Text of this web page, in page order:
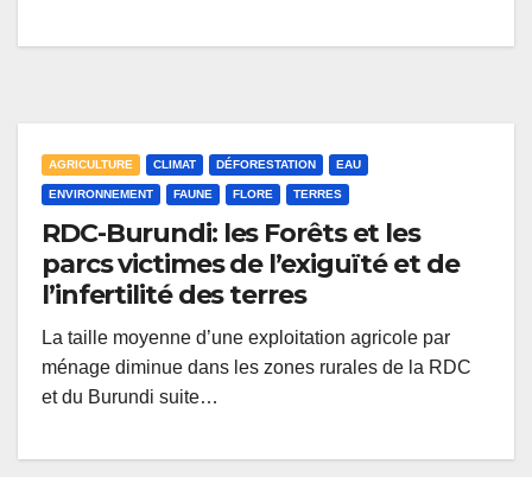
AGRICULTURE CLIMAT DÉFORESTATION EAU
ENVIRONNEMENT FAUNE FLORE TERRES
RDC-Burundi: les Forêts et les
parcs victimes de l’exiguïté et de
l’infertilité des terres
La taille moyenne d’une exploitation agricole par
ménage diminue dans les zones rurales de la RDC
et du Burundi suite…